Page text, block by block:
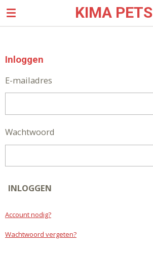
Ga
direct
hoofdinhoud
KIMA PETS
Inloggen
E-mailadres
Wachtwoord
INLOGGEN
Account nodig?
Wachtwoord vergeten?